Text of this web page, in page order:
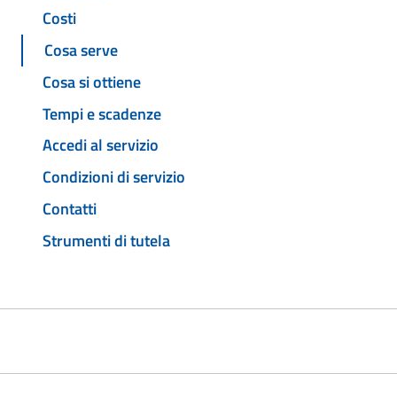
Costi
Cosa serve
Cosa si ottiene
Tempi e scadenze
Accedi al servizio
Condizioni di servizio
Contatti
Strumenti di tutela